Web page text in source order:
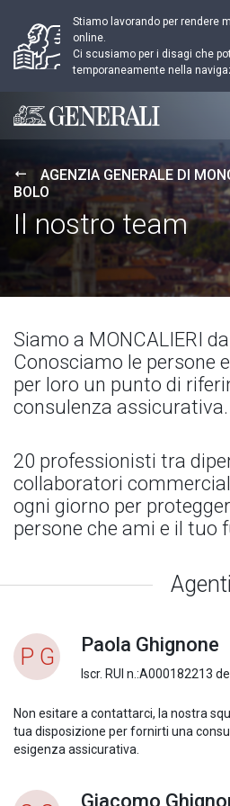
Stiamo lavorando per rendere
online.
Ci scusiamo per i disagi che
temporaneamente nella
Generali logo
AGENZIA GENERALE DI
BOLO
Il nostro team
Siamo a MONCALIERI
Conosciamo le persone
per loro un punto di
consulenza assicurativa.
20 professionisti tra
collaboratori
ogni giorno per
persone che ami e il tuo
Agenti
P G Paola Ghignone
Iscr. RUI n.:A000182213
Non esitare a contattarci, la nostra
tua disposizione per fornirti una
esigenza assicurativa.
Giacomo